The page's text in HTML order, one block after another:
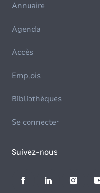
Annuaire
Agenda
Accès
Emplois
Bibliothèques
Se connecter
Suivez-nous